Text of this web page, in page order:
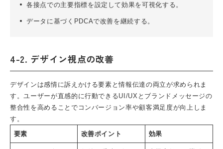
各接点での主要指標を設定して効果を可視化する。
データに基づくPDCAで改善を継続する。
4-2. デザイン視点の改善
デザインは感情に訴えかける要素と情報伝達の両立が求められま
す。ユーザーが直感的に行動できるUI/UXとブランドメッセージの
整合性を高めることでコンバージョン率や顧客満足度が向上しま
す。
要素
改善ポイント 効果